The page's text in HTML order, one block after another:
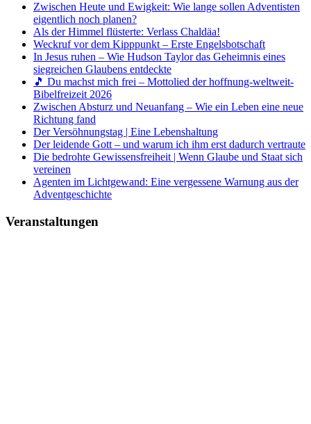
Zwischen Heute und Ewigkeit: Wie lange sollen Adventisten
eigentlich noch planen?
Als der Himmel flüsterte: Verlass Chaldäa!
Weckruf vor dem Kipppunkt – Erste Engelsbotschaft
In Jesus ruhen – Wie Hudson Taylor das Geheimnis eines
siegreichen Glaubens entdeckte
🎵 Du machst mich frei – Mottolied der hoffnung-weltweit-
Bibelfreizeit 2026
Zwischen Absturz und Neuanfang – Wie ein Leben eine neue
Richtung fand
Der Versöhnungstag | Eine Lebenshaltung
Der leidende Gott – und warum ich ihm erst dadurch vertraute
Die bedrohte Gewissensfreiheit | Wenn Glaube und Staat sich
vereinen
Agenten im Lichtgewand: Eine vergessene Warnung aus der
Adventgeschichte
Veranstaltungen